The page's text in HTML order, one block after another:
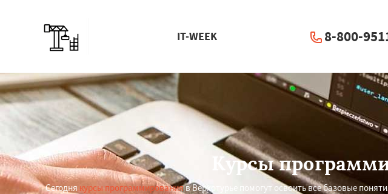
IT-WEEK 8-800-
Курсы
Сегодня курсы программированияв Верхотурье помогут освоить все базовые